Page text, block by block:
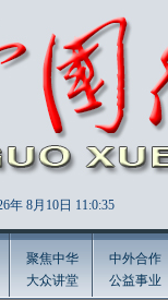
年 8月10日 11:0:37
聚焦中华
大众讲堂
中外合作
公益事业